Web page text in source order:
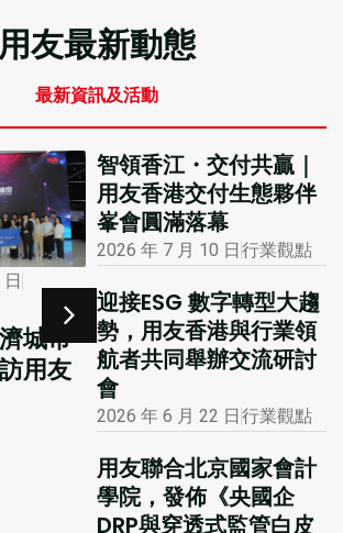
用友最新動態
最新資訊及活動
城市
用友
市場活動
大公報專版報道用
友聯合主辦的國際
財務及會計數智化
創新峰會
閲讀更多
智領香江・交付共贏｜
用友香港交付生態夥伴
峯會圓滿落幕
2026 年 7 月 10 日 行業觀點
迎接ESG 數字轉型大趨
勢，用友香港與行業領
航者共同舉辦交流研討
會
2026 年 6 月 22 日 行業觀點
用友聯合北京國家會計
學院，發佈《央國企
DRP與穿透式監管白皮